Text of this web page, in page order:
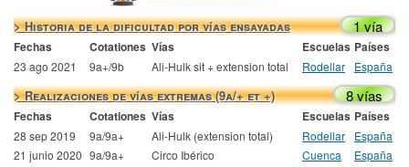
> Historia de la dificultad por vías ensayadas 1 vía
Fechas Cotationes Vías Escuelas Países
23 ago 2021 9a+/9b Ali-Hulk sit + extension total Rodellar España
> Realizaciones de vías extremas (9a/+ et +) 8 vías
Fechas Cotationes Vías Escuelas Países
28 sep 2019 9a/9a+ Ali-Hulk (extension total) Rodellar
España
21 junio 2020 9a/9a+ Circo Ibérico Cuenca
España